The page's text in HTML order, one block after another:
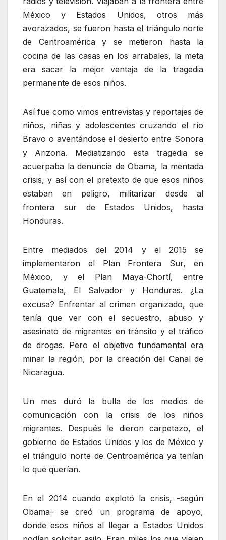
México y Estados Unidos, otros más
avorazados, se fueron hasta el triángulo norte
de Centroamérica y se metieron hasta la
cocina de las casas en los arrabales, la meta
era sacar la mejor ventaja de la tragedia
permanente de esos niños.
Así fue como vimos entrevistas y reportajes de
niños, niñas y adolescentes cruzando el río
Bravo o aventándose el desierto entre Sonora
y Arizona. Mediatizando esta tragedia se
acuerpaba la denuncia de Obama, la mentada
crisis, y así con el pretexto de que esos niños
estaban en peligro, militarizar desde al
frontera sur de Estados Unidos, hasta
Honduras.
Entre mediados del 2014 y el 2015 se
implementaron el Plan Frontera Sur, en
México, y el Plan Maya-Chortí, entre
Guatemala, El Salvador y Honduras. ¿La
excusa? Enfrentar al crimen organizado, que
tenía que ver con el secuestro, abuso y
asesinato de migrantes en tránsito y el tráfico
de drogas. Pero el objetivo fundamental era
minar la región, por la creación del Canal de
Nicaragua.
Un mes duró la bulla de los medios de
comunicación con la crisis de los niños
migrantes. Después le dieron carpetazo, el
gobierno de Estados Unidos y los de México y
el triángulo norte de Centroamérica ya tenían
lo que querían.
En el 2014 cuando explotó la crisis, -según
Obama- se creó un programa de apoyo,
donde esos niños al llegar a Estados Unidos